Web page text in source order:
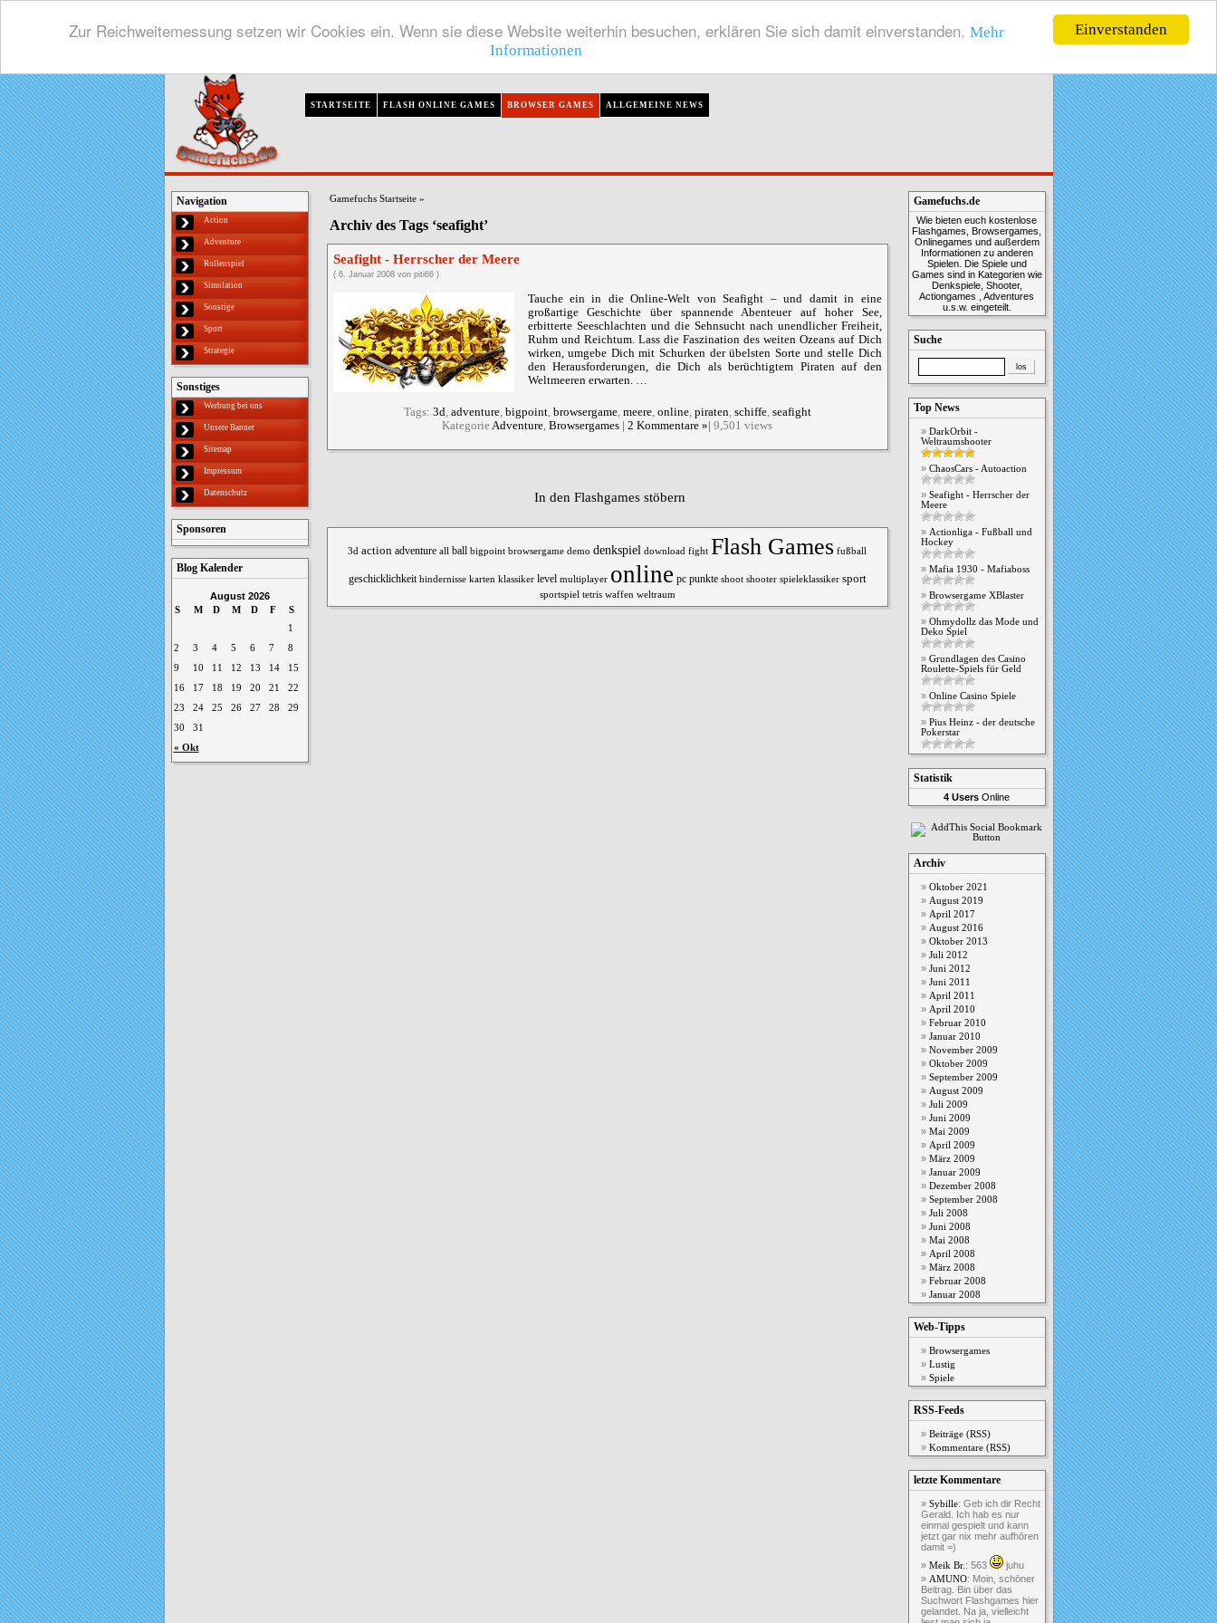
Einverstanden
Zur Reichweitemessung setzen wir Cookies ein. Wenn sie diese Website weiterhin besuchen, erklären Sie sich damit einverstanden. Mehr
Informationen
STARTSEITE FLASH ONLINE GAMES BROWSER GAMES ALLGEMEINE NEWS
Navigation
Action
Adventure
Rollenspiel
Simulation
Sonstige
Sport
Strategie
Sonstiges
Werbung bei uns
Unsere Banner
Sitemap
Impressum
Datenschutz
Sponsoren
Blog Kalender
August 2026
S M D M D F S
« Okt
1
2
3 4 5 6 7
8
9
10 11 12 13 14
15
16
17 18 19 20 21
22
23
24 25 26 27 28
29
30
31
Gamefuchs Startseite»
Archiv des Tags ‘seafight’
Seafight - Herrscher der Meere
( 6. Januar 2008 von piti66 )
Tauche ein in die Online-Welt von Seafight – und damit in eine
großartige Geschichte über spannende Abenteuer auf hoher See,
erbitterte Seeschlachten und die Sehnsucht nach unendlicher Freiheit,
Ruhm und Reichtum. Lass die Faszination des weiten Ozeans auf Dich
wirken, umgebe Dich mit Schurken der übelsten Sorte und stelle Dich
den Herausforderungen, die Dich als berüchtigtem Piraten auf den
Weltmeeren erwarten. …
Tags: 3d adventure, bigpoint, browsergame, meere, online, piraten schiffe, seafight
Kategorie Adventure Browsergames | 2 Kommentare »| 9,501 views
In den Flashgames stöbern
3d action adventure all ball bigpoint browsergame demo denkspiel download fight Flash Games fußball
geschicklichkeit hindernisse karten klassiker level multiplayer online pc punkte shoot shooter spieleklassiker sport
sportspiel tetris waffen weltraum
Gamefuchs.de
Wie bieten euch kostenlose
Flashgames, Browsergames,
Onlinegames und außerdem
Informationen zu anderen
Spielen. Die Spiele und
Games sind in Kategorien wie
Denkspiele, Shooter,
Actiongames , Adventures
u.s.w. eingeteilt.
Suche
Top News
DarkOrbit -
Weltraumshooter
ChaosCars - Autoaction
Seafight - Herrscher der
Meere
Actionliga - Fußball und
Hockey
Mafia 1930 - Mafiaboss
Browsergame XBlaster
Ohmydollz das Mode und
Deko Spiel
Grundlagen des Casino
Roulette-Spiels für Geld
Online Casino Spiele
Pius Heinz - der deutsche
Pokerstar
Statistik
4 Users Online
Archiv
Oktober 2021
August 2019
April 2017
August 2016
Oktober 2013
Juli 2012
Juni 2012
Juni 2011
April 2011
April 2010
Februar 2010
Januar 2010
November 2009
Oktober 2009
September 2009
August 2009
Juli 2009
Juni 2009
Mai 2009
April 2009
März 2009
Januar 2009
Dezember 2008
September 2008
Juli 2008
Juni 2008
Mai 2008
April 2008
März 2008
Februar 2008
Januar 2008
Web-Tipps
Browsergames
Lustig
Spiele
RSS-Feeds
Beiträge (RSS)
Kommentare (RSS)
letzte Kommentare
Sybille: Geb ich dir Recht
Gerald. Ich hab es nur
einmal gespielt und kann
jetzt gar nix mehr aufhören
damit =)
Meik Br. : 563 juhu
AMUNO: Moin, schöner
Beitrag. Bin über das
Suchwort Flashgames hier
gelandet. Na ja, vielleicht